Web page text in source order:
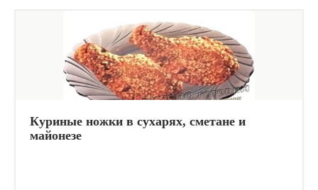
Куриные ножки в сухарях, сметане и
майонезе